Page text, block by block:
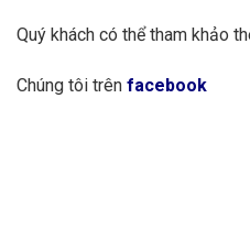
Quý khách có thể tham khảo
Chúng tôi trên facebook